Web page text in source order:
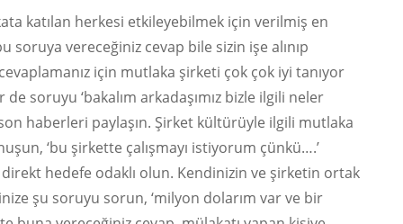
katılan herkesi etkileyebilmek için verilmiş en
soruya vereceğiniz cevap bile sizin işe alınıp
için mutlaka şirketi çok çok iyi tanıyor
soruyu ‘bakalım arkadaşımız bizle ilgili neler
haberleri paylaşın. Şirket kültürüyle ilgili mutlaka
‘bu şirkette çalışmayı istiyorum çünkü….’
hedefe odaklı olun. Kendinizin ve şirketin ortak
şu soruyu sorun, ‘milyon dolarım var ve bir